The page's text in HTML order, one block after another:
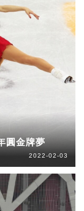
圓金牌夢
2022-02-03